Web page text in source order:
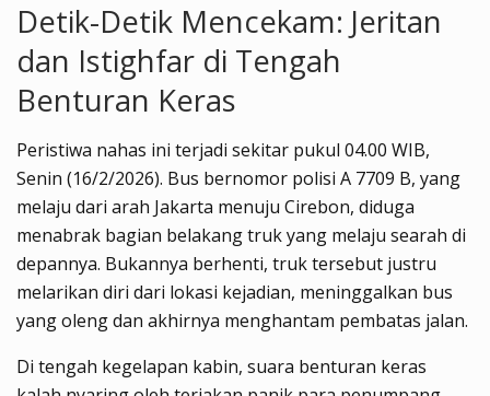
Detik-Detik Mencekam: Jeritan
dan Istighfar di Tengah
Benturan Keras
Peristiwa nahas ini terjadi sekitar pukul 04.00 WIB,
Senin (16/2/2026). Bus bernomor polisi A 7709 B, yang
melaju dari arah Jakarta menuju Cirebon, diduga
menabrak bagian belakang truk yang melaju searah di
depannya. Bukannya berhenti, truk tersebut justru
melarikan diri dari lokasi kejadian, meninggalkan bus
yang oleng dan akhirnya menghantam pembatas jalan.
Di tengah kegelapan kabin, suara benturan keras